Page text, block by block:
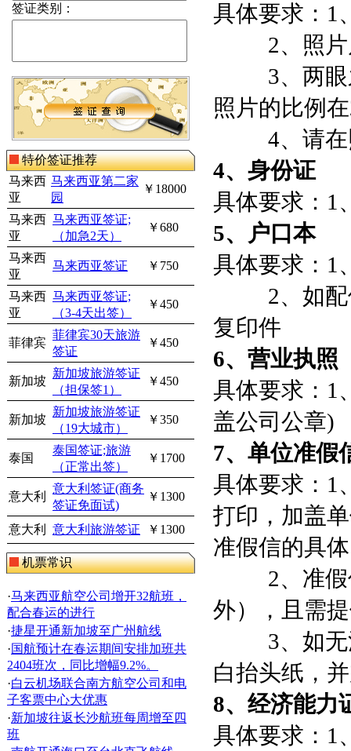
签证类别：
特价签证推荐
马来西
亚
马来西亚第二家
园
￥18000
马来西
亚
马来西亚签证;
（加急2天）
￥680
马来西
亚
马来西亚签证 ￥750
马来西
亚
马来西亚签证;
（3-4天出签）
￥450
菲律宾
菲律宾30天旅游
签证
￥450
新加坡
新加坡旅游签证
（担保签1）
￥450
新加坡
新加坡旅游签证
（19大城市）
￥350
泰国
泰国签证;旅游
（正常出签）
￥1700
意大利
意大利签证(商务
签证免面试)
￥1300
意大利 意大利旅游签证 ￥1300
机票常识
·马来西亚航空公司增开32航班，
配合春运的进行
·捷星开通新加坡至广州航线
·国航预计在春运期间安排加班共
2404班次，同比增幅9.2%。
·白云机场联合南方航空公司和电
子客票中心大优惠
·新加坡往返长沙航班每周增至四
班
具体要求： 1
2、照
3、两
照片的比例在
4、请
4、身份证
具体要求： 1
5、户口本
具体要求： 1
2、如
复印件
6、营业执照
具体要求： 1
盖公司公章)
7、单位准假
具体要求： 1
打印，加盖
准假信的具
2、准
外），且需
3、如
白抬头纸，
8、经济能力
具体要求： 1